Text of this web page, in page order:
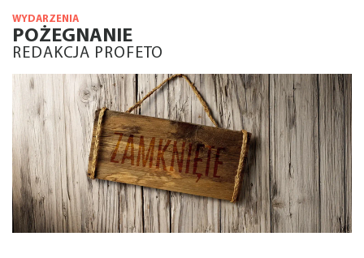
WYDARZENIA
POŻEGNANIE
REDAKCJA PROFETO